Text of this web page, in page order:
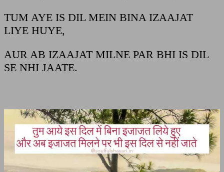
TUM AYE IS DIL MEIN BINA IZAAJAT
LIYE HUYE,
AUR AB IZAAJAT MILNE PAR BHI IS DIL
SE NHI JAATE.